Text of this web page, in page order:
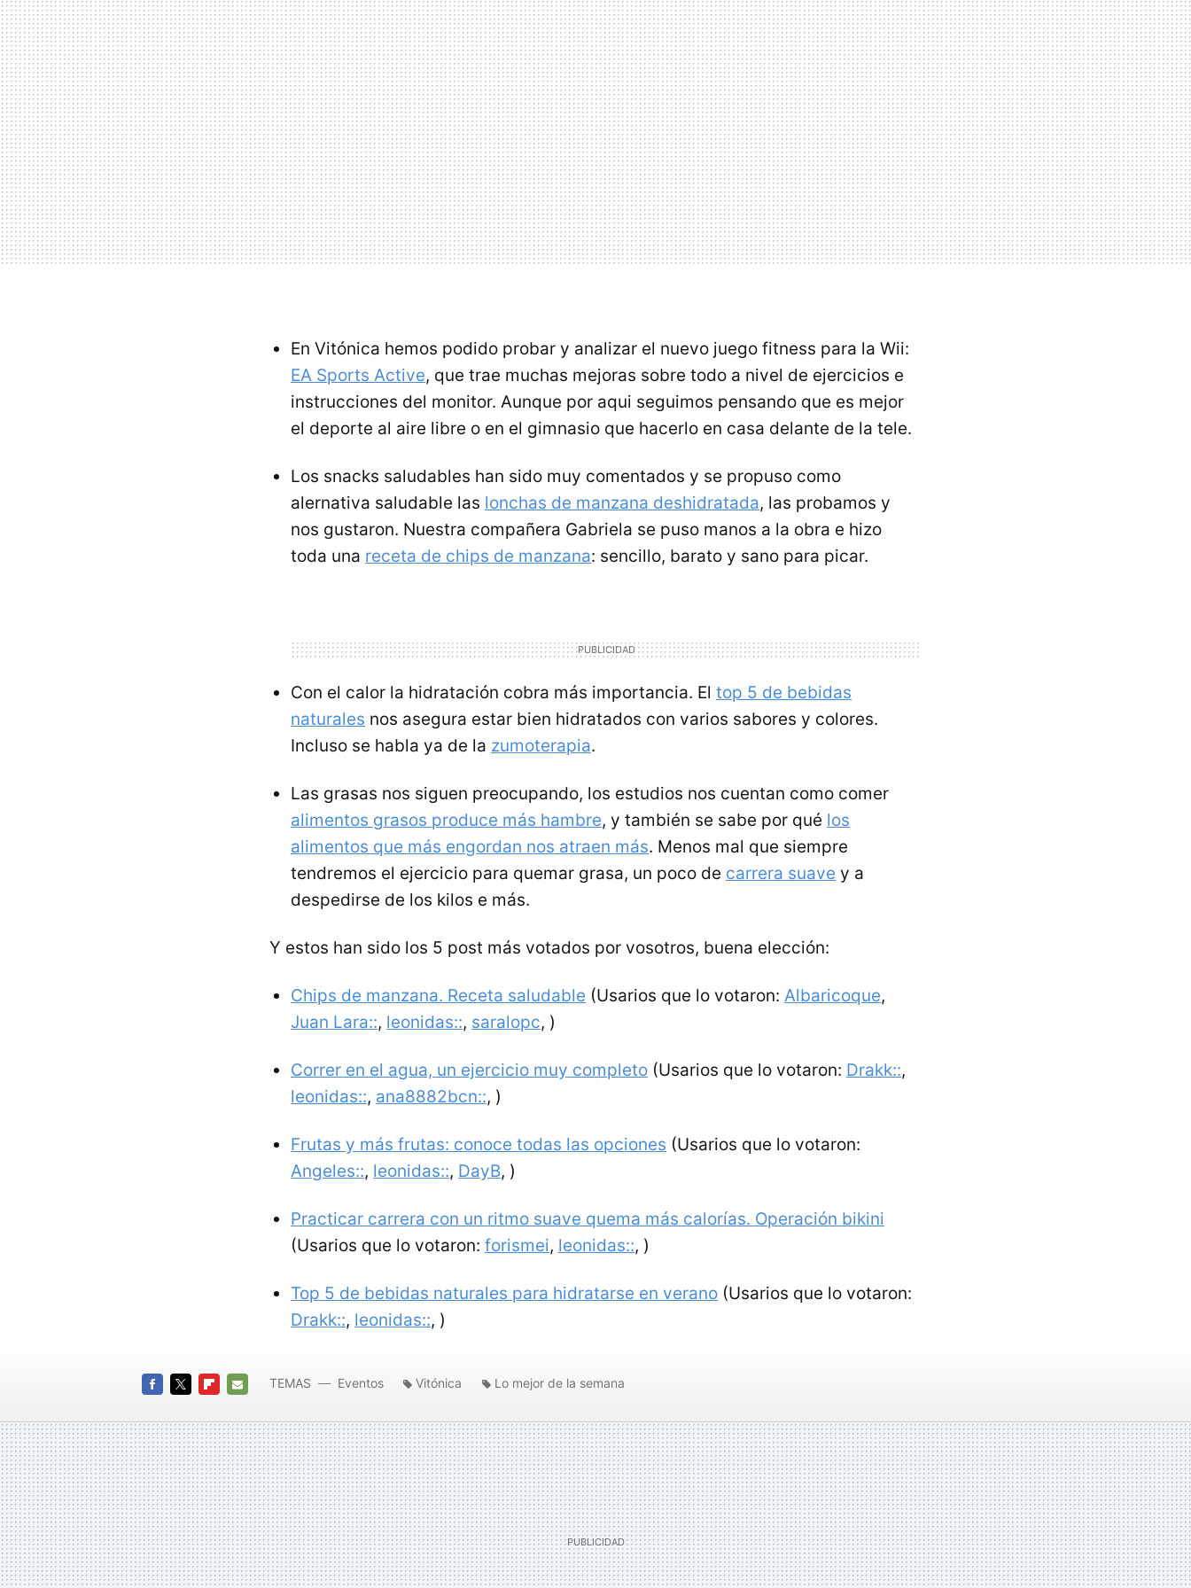
En Vitónica hemos podido probar y analizar el nuevo juego fitness para la Wii:
EA Sports Active, que trae muchas mejoras sobre todo a nivel de ejercicios e
instrucciones del monitor. Aunque por aqui seguimos pensando que es mejor
el deporte al aire libre o en el gimnasio que hacerlo en casa delante de la tele.
Los snacks saludables han sido muy comentados y se propuso como
alernativa saludable las lonchas de manzana deshidratada, las probamos y
nos gustaron. Nuestra compañera Gabriela se puso manos a la obra e hizo
toda una receta de chips de manzana: sencillo, barato y sano para picar.
Con el calor la hidratación cobra más importancia. El top 5 de bebidas
naturales nos asegura estar bien hidratados con varios sabores y colores.
Incluso se habla ya de la zumoterapia.
Las grasas nos siguen preocupando, los estudios nos cuentan como comer
alimentos grasos produce más hambre, y también se sabe por qué los
alimentos que más engordan nos atraen más. Menos mal que siempre
tendremos el ejercicio para quemar grasa, un poco de carrera suave y a
despedirse de los kilos e más.
Y estos han sido los 5 post más votados por vosotros, buena elección:
Chips de manzana. Receta saludable (Usarios que lo votaron: Albaricoque,
Juan Lara::, leonidas::, saralopc, )
Correr en el agua, un ejercicio muy completo (Usarios que lo votaron: Drakk::,
leonidas::, ana8882bcn::, )
Frutas y más frutas: conoce todas las opciones (Usarios que lo votaron:
Angeles::, leonidas::, DayB, )
Practicar carrera con un ritmo suave quema más calorías. Operación bikini
(Usarios que lo votaron: forismei, leonidas::, )
Top 5 de bebidas naturales para hidratarse en verano (Usarios que lo votaron:
Drakk::, leonidas::, )
MAIL
TEMAS Eventos Vitónica Lo mejor de la semana